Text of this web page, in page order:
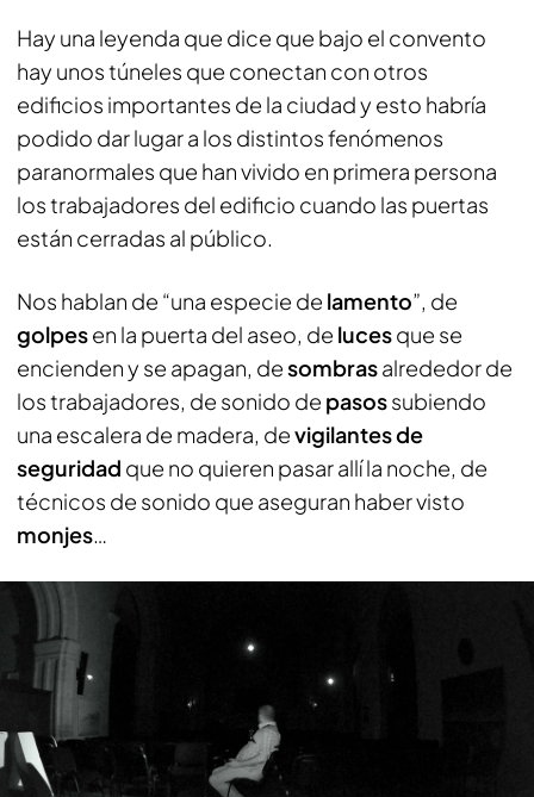
Hay una leyenda que dice que bajo el convento
hay unos túneles que conectan con otros
edificios importantes de la ciudad y esto habría
podido dar lugar a los distintos fenómenos
paranormales que han vivido en primera persona
los trabajadores del edificio cuando las puertas
están cerradas al público.
Nos hablan de “una especie de lamento”, de
golpesen la puerta del aseo, de lucesque se
encienden y se apagan, desombrasalrededor de
los trabajadores, de sonido de pasossubiendo
una escalera de madera, devigilantes de
seguridad que no quieren pasar allí la noche, de
técnicos de sonido que aseguran haber visto
monjes…